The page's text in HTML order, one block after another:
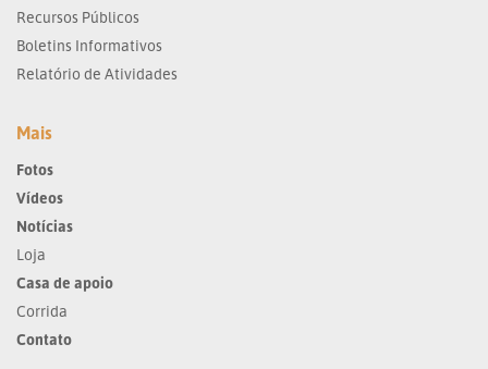
Recursos Públicos
Boletins Informativos
Relatório de Atividades
Mais
Fotos
Vídeos
Notícias
Loja
Casa de apoio
Corrida
Contato